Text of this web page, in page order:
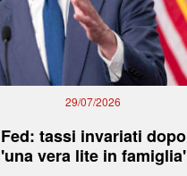
29/07/2026
Fed: tassi invariati dopo
'una vera lite in famiglia'